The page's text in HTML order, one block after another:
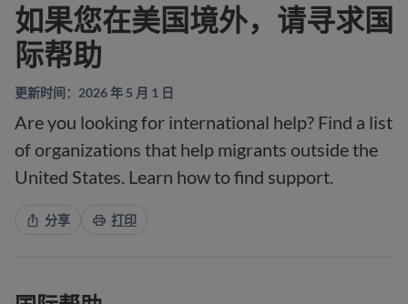
如果您在美国境外，请寻求国
际帮助
更新时间：2026 年 5 月 1 日
Are you looking for international help? Find a list
of organizations that help migrants outside the
United States. Learn how to find support.
分享 打印